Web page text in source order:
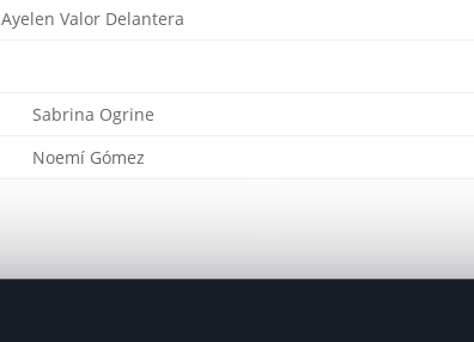
Ayelen Valor Delantera
Sabrina Ogrine
Noemí Gómez